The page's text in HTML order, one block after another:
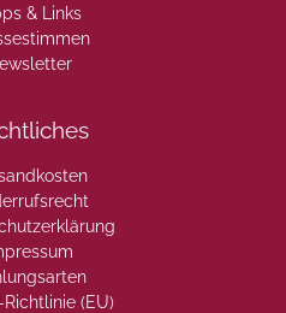
& Links
(EU)